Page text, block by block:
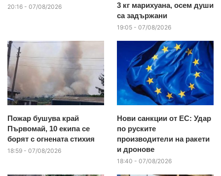
20:16 - 07/08/2026
3 кг марихуана, осем души
са задържани
19:05 - 07/08/2026
Пожар бушува край
Първомай, 10 екипа се
борят с огнената стихия
18:59 - 07/08/2026
Нови санкции от ЕС: Удар
по руските
производители на ракети
и дронове
18:40 - 07/08/2026